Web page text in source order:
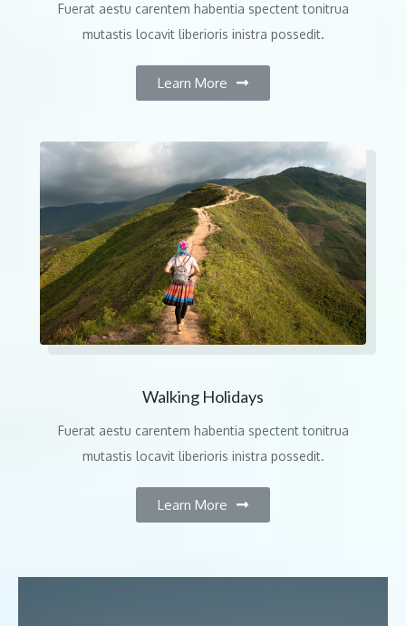
Fuerat aestu carentem habentia spectent tonitrua
mutastis locavit liberioris inistra possedit.
Learn More
Walking Holidays
Fuerat aestu carentem habentia spectent tonitrua
mutastis locavit liberioris inistra possedit.
Learn More